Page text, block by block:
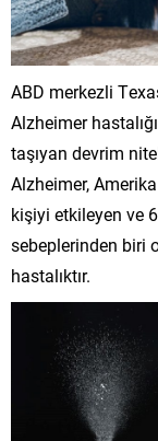
ABD merkezli
Alzheimer
taşıyan devrim
Alzheimer,
kişiyi etkileyen ve
sebeplerinden biri
hastalıktır.